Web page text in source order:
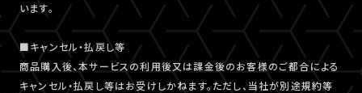
います。
■キャンセル・払戻し等
商品購入後、本サービスの利用後又は課金後のお客様のご都合による
キャンセル・払戻し等はお受けしかねます。ただし、当社が別途規約等